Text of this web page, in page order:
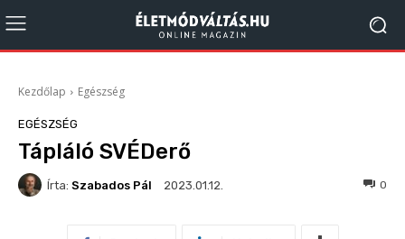
Kezdőlap Egészség
EGÉSZSÉG
Tápláló SVÉDerő
Írta: Szabados Pál 2023.01.12. 0